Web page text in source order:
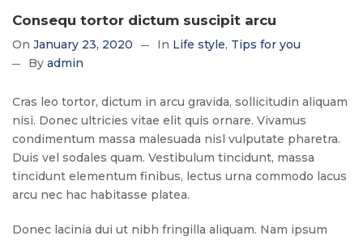
Consequ tortor dictum suscipit arcu
On January 23, 2020 In Life style Tips for you
By admin
Cras leo tortor, dictum in arcu gravida, sollicitudin aliquam
nisi. Donec ultricies vitae elit quis ornare. Vivamus
condimentum massa malesuada nisl vulputate pharetra.
Duis vel sodales quam. Vestibulum tincidunt, massa
tincidunt elementum finibus, lectus urna commodo lacus
arcu nec hac habitasse platea.
Donec lacinia dui ut nibh fringilla aliquam. Nam ipsum